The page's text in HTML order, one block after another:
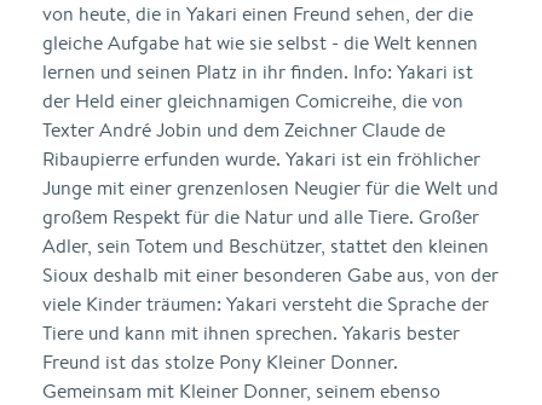
von heute, die in Yakari einen Freund sehen, der die
gleiche Aufgabe hat wie sie selbst - die Welt kennen
lernen und seinen Platz in ihr finden. Info: Yakari ist
der Held einer gleichnamigen Comicreihe, die von
Texter André Jobin und dem Zeichner Claude de
Ribaupierre erfunden wurde. Yakari ist ein fröhlicher
Junge mit einer grenzenlosen Neugier für die Welt und
großem Respekt für die Natur und alle Tiere. Großer
Adler, sein Totem und Beschützer, stattet den kleinen
Sioux deshalb mit einer besonderen Gabe aus, von der
viele Kinder träumen: Yakari versteht die Sprache der
Tiere und kann mit ihnen sprechen. Yakaris bester
Freund ist das stolze Pony Kleiner Donner.
Gemeinsam mit Kleiner Donner, seinem ebenso